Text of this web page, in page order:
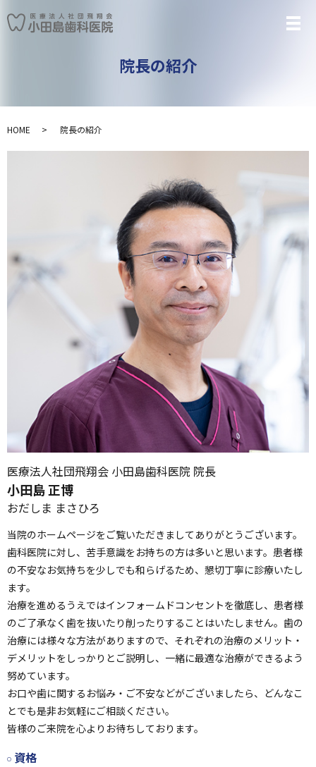
メ
院長の紹介
HOME 院長の紹介
医療法人社団飛翔会 小田島歯科医院 院長
小田島 正博
おだしま まさひろ
当院のホームページをご覧いただきましてありがとうございます。
歯科医院に対し、苦手意識をお持ちの方は多いと思います。患者様
の不安なお気持ちを少しでも和らげるため、懇切丁寧に診療いたし
ます。
治療を進めるうえではインフォームドコンセントを徹底し、患者様
のご了承なく歯を抜いたり削ったりすることはいたしません。歯の
治療には様々な方法がありますので、それぞれの治療のメリット・
デメリットをしっかりとご説明し、一緒に最適な治療ができるよう
努めています。
お口や歯に関するお悩み・ご不安などがございましたら、どんなこ
とでも是非お気軽にご相談ください。
皆様のご来院を心よりお待ちしております。
資格